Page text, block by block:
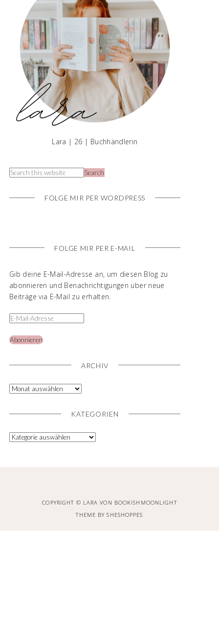
Lara | 26 | Buchhändlerin
FOLGE MIR PER WORDPRESS
FOLGE MIR PER E-MAIL
Gib deine E-Mail-Adresse an, um diesen Blog zu
abonnieren und Benachrichtigungen über neue
Beiträge via E-Mail zu erhalten.
Abonnieren
ARCHIV
KATEGORIEN
COPYRIGHT © LARA VON BOOKISHMOONLIGHT
THEME BYSHESHOPPES